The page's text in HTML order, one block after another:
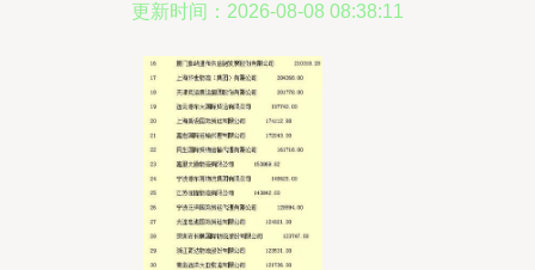
更新时间：2026-08-08 08:38:11